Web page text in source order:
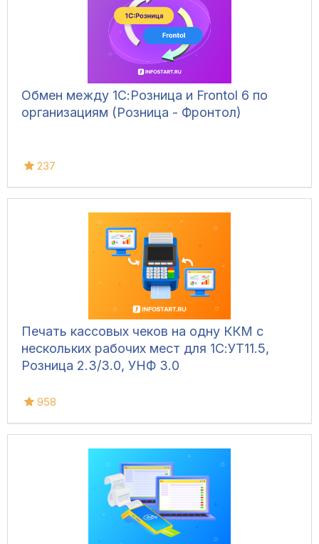
Обмен между 1С:Розница и Frontol 6 по
организациям (Розница - Фронтол)
237
Печать кассовых чеков на одну ККМ с
нескольких рабочих мест для 1С:УТ11.5,
Розница 2.3/3.0, УНФ 3.0
958